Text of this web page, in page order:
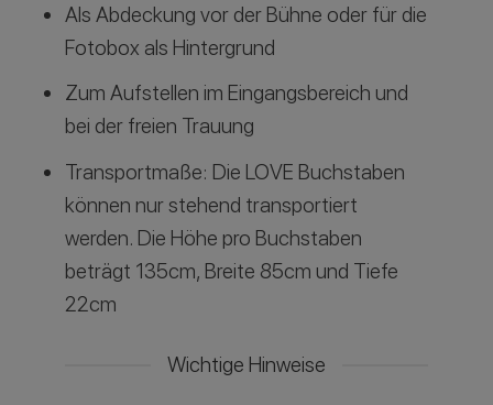
Als Abdeckung vor der Bühne oder für die
Fotobox als Hintergrund
Zum Aufstellen im Eingangsbereich und
bei der freien Trauung
Transportmaße: Die LOVE Buchstaben
können nur stehend transportiert
werden. Die Höhe pro Buchstaben
beträgt 135cm, Breite 85cm und Tiefe
22cm
Wichtige Hinweise